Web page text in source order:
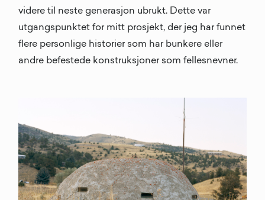
videre til neste generasjon ubrukt. Dette var
utgangspunktet for mitt prosjekt, der jeg har funnet
flere personlige historier som har bunkere eller
andre befestede konstruksjoner som fellesnevner.